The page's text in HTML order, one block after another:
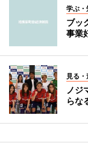
学ぶ・
ブッ
事業
見る
ノジ
らな